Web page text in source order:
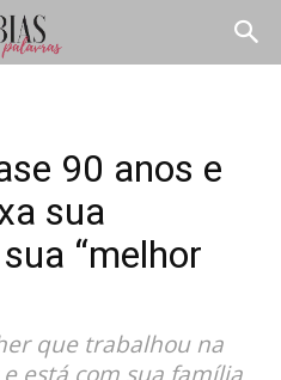
90 anos e
sua
“melhor
que trabalhou na